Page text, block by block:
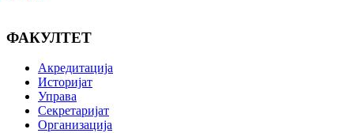
ФАКУЛТЕТ
Акредитација
Историјат
Управа
Секретаријат
Организација